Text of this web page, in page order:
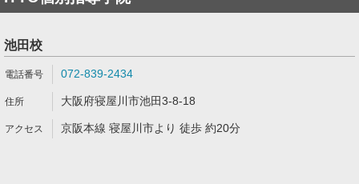
池田校
072-839-2434
大阪府寝屋川市池田3-8-18
京阪本線 寝屋川市より 徒歩 約20分